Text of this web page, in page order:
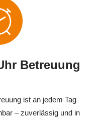
Betreuung
ist an jedem Tag
– zuverlässig und in